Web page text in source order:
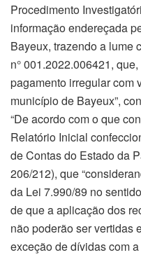
Procedimento
informação endereçada
Bayeux, trazendo a lume
n° 001.2022.006421,
pagamento irregular com
município de Bayeux”,
“De acordo com o que
Relatório Inicial
de Contas do Estado da
206/212), que
da Lei 7.990/89 no
de que a aplicação dos
não poderão ser vertidas
exceção de dívidas com